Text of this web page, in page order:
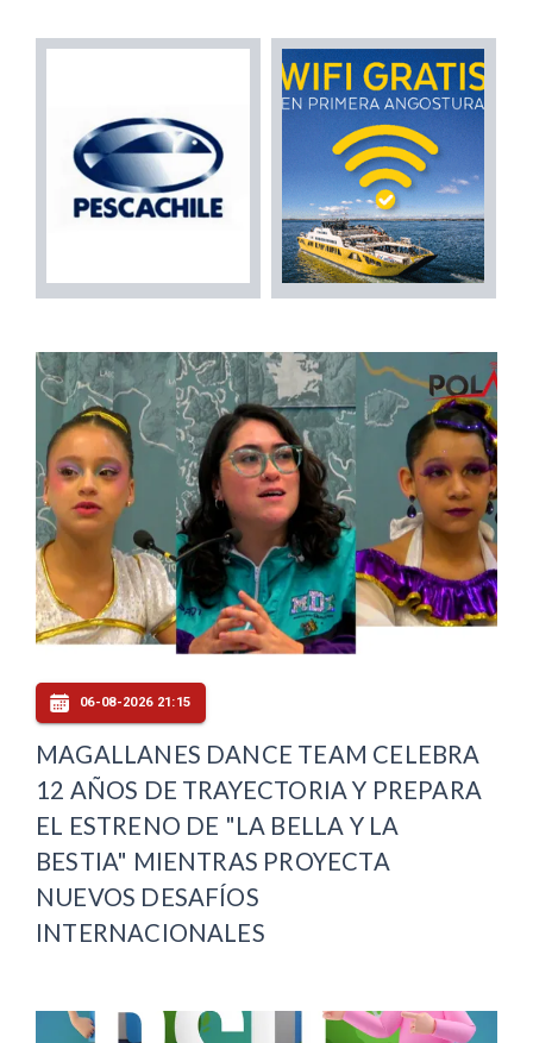
06-08-2026 21:15
MAGALLANES DANCE TEAM CELEBRA
12 AÑOS DE TRAYECTORIA Y PREPARA
EL ESTRENO DE "LA BELLA Y LA
BESTIA" MIENTRAS PROYECTA
NUEVOS DESAFÍOS
INTERNACIONALES